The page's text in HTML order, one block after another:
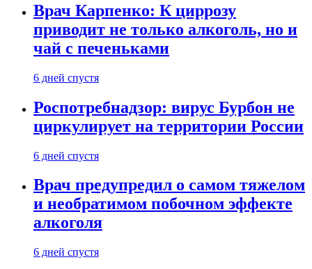
Врач Карпенко: К циррозу
приводит не только алкоголь, но и
чай с печеньками
6 дней спустя
Роспотребнадзор: вирус Бурбон не
циркулирует на территории России
6 дней спустя
Врач предупредил о самом тяжелом
и необратимом побочном эффекте
алкоголя
6 дней спустя